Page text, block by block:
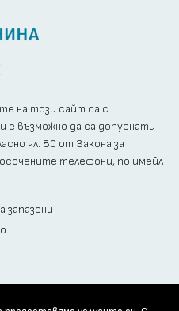
на този сайт са с
е възможно да са допуснати
чл. 80 от Закона за
телефони, по имейл
запазени